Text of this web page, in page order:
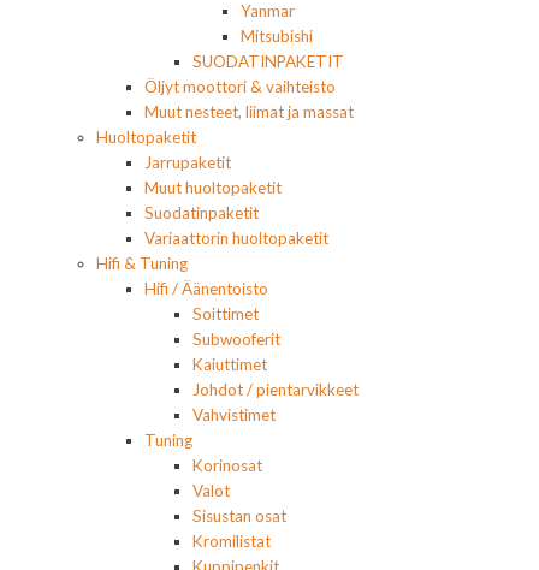
Yanmar
Mitsubishi
SUODATINPAKETIT
Öljyt moottori & vaihteisto
Muut nesteet, liimat ja massat
Huoltopaketit
Jarrupaketit
Muut huoltopaketit
Suodatinpaketit
Variaattorin huoltopaketit
Hifi & Tuning
Hifi / Äänentoisto
Soittimet
Subwooferit
Kaiuttimet
Johdot / pientarvikkeet
Vahvistimet
Tuning
Korinosat
Valot
Sisustan osat
Kromilistat